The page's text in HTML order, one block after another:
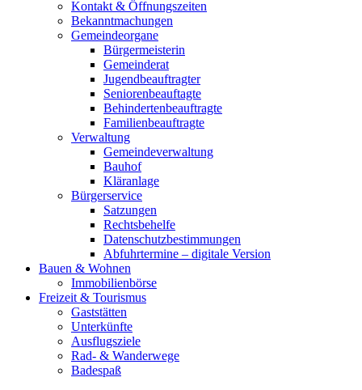
Kontakt & Öffnungszeiten
Bekanntmachungen
Gemeindeorgane
Bürgermeisterin
Gemeinderat
Jugendbeauftragter
Seniorenbeauftagte
Behindertenbeauftragte
Familienbeauftragte
Verwaltung
Gemeindeverwaltung
Bauhof
Kläranlage
Bürgerservice
Satzungen
Rechtsbehelfe
Datenschutzbestimmungen
Abfuhrtermine – digitale Version
Bauen & Wohnen
Immobilienbörse
Freizeit & Tourismus
Gaststätten
Unterkünfte
Ausflugsziele
Rad- & Wanderwege
Badespaß